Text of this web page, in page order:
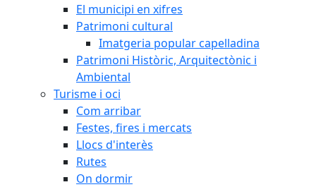
El municipi en xifres
Patrimoni cultural
Imatgeria popular capelladina
Patrimoni Històric, Arquitectònic i
Ambiental
Turisme i oci
Com arribar
Festes, fires i mercats
Llocs d'interès
Rutes
On dormir